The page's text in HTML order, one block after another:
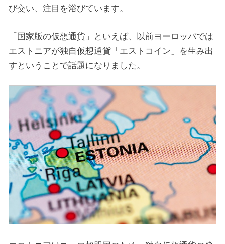
び交い、注目を浴びています。
「国家版の仮想通貨」といえば、以前ヨーロッパでは
エストニアが独自仮想通貨「エストコイン」を生み出
すということで話題になりました。